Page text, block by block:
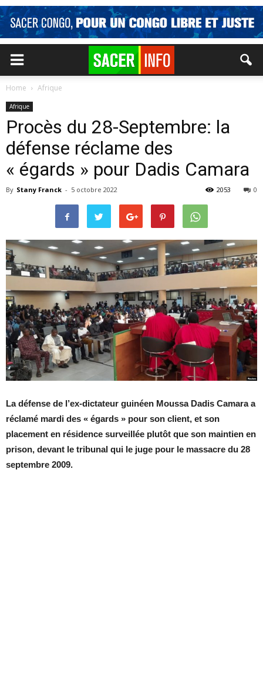
Home Afrique
Afrique
Procès du 28-Septembre: la
défense réclame des
« égards » pour Dadis Camara
By Stany Franck - 5 octobre 2022 0
2053
La défense de l’ex-dictateur guinéen Moussa Dadis Camara a
réclamé mardi des « égards » pour son client, et son
placement en résidence surveillée plutôt que son maintien en
prison, devant le tribunal qui le juge pour le massacre du 28
septembre 2009.